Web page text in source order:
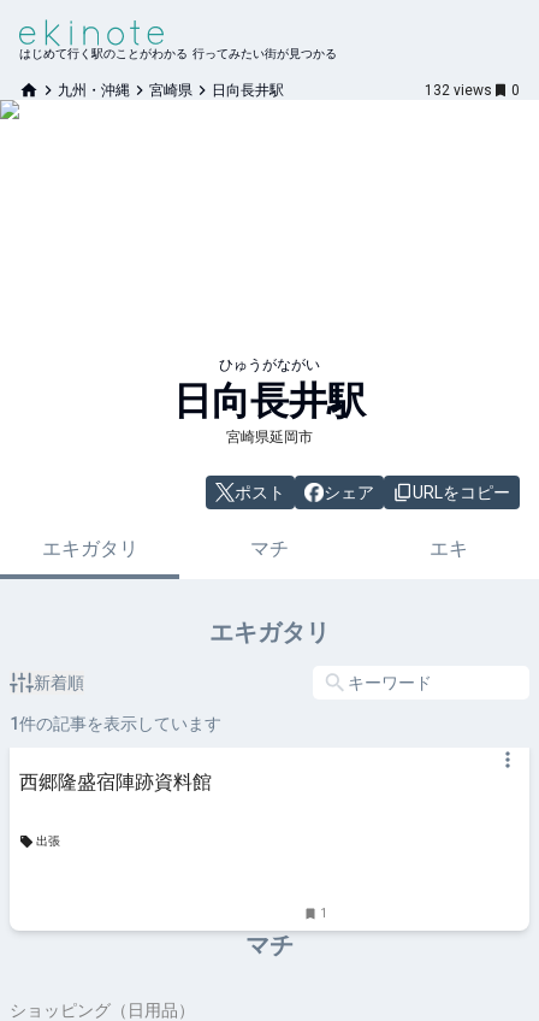
はじめて行く駅のことがわかる 行ってみたい街が見つかる
九州・沖縄 宮崎県 日向長井駅 132 views 0
ひゅうがながい
日向長井駅
宮崎県延岡市
ポスト シェア URLをコピー
エキガタリ マチ エキ
エキガタリ
新着順
1件の記事を表示しています
西郷隆盛宿陣跡資料館
出張
1
マチ
ショッピング（日用品）